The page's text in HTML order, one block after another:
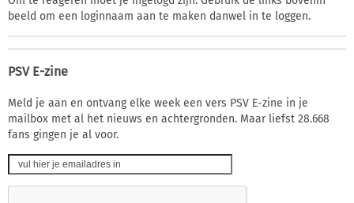
beeld om een loginnaam aan te maken danwel in te loggen.
PSV E-zine
Meld je aan en ontvang elke week een vers PSV E-zine in je
mailbox met al het nieuws en achtergronden. Maar liefst 28.668
fans gingen je al voor.